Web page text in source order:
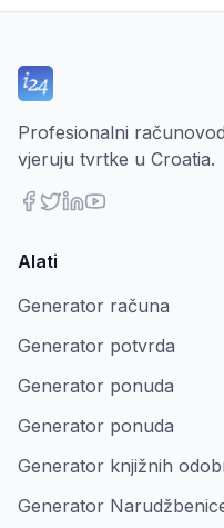
Profesionalni
vjeruju tvrtke u Croatia.
Alati
Generator računa
Generator potvrda
Generator ponuda
Generator ponuda
Generator knjižnih
Generator